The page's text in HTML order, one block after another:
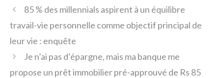
85 % des millennials aspirent à un équilibre
travail-vie personnelle comme objectif principal de
leur vie : enquête
Je n’ai pas d’épargne, mais ma banque me
propose un prêt immobilier pré-approuvé de Rs 85